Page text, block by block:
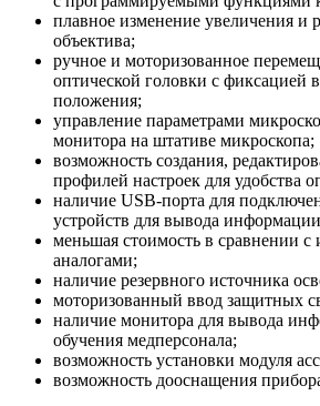
плавное изменение увеличения и
объектива;
ручное и моторизованное
оптической головки с фиксацией
положения;
управление параметрами
монитора на штативе микроскопа;
возможность создания,
профилей настроек для удобства
наличие USB-порта для
устройств для вывода
меньшая стоимость в сравнении
аналогами;
наличие резервного источника
моторизованный ввод защитных
наличие монитора для вывода
обучения медперсонала;
возможность установки модуля
возможность дооснащения